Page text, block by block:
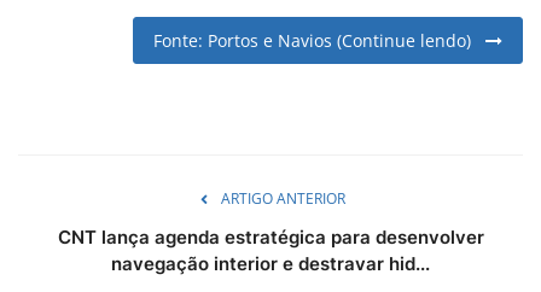
Fonte: Portos e Navios (Continue lendo)
ARTIGO ANTERIOR
CNT lança agenda estratégica para desenvolver
navegação interior e destravar hid...